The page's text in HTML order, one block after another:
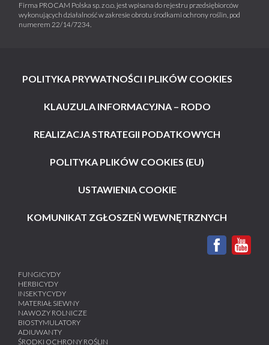
Firma PROCAM Polska sp. z o.o. jest wpisana do rejestru przedsiębiorców
wykonujących działalność w zakresie obrotu środkami ochrony roślin, pod
numerem 22/14/7234.
POLITYKA PRYWATNOŚCI I PLIKÓW COOKIES
KLAUZULA INFORMACYJNA – RODO
REALIZACJA STRATEGII PODATKOWYCH
POLITYKA PLIKÓW COOKIES (EU)
USTAWIENIA COOKIE
KOMUNIKAT ZGŁOSZEŃ WEWNĘTRZNYCH
FUNGICYDY
HERBICYDY
INSEKTYCYDY
MATERIAŁ SIEWNY
NAWOZY ROLNICZE
BIOSTYMULATORY
ADIUWANTY
ŚRODKI OCHRONY ROŚLIN